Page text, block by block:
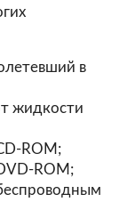
в
жидкости
ROM;
ROM;